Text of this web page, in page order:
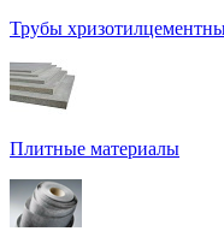
Трубы
Плитные материалы